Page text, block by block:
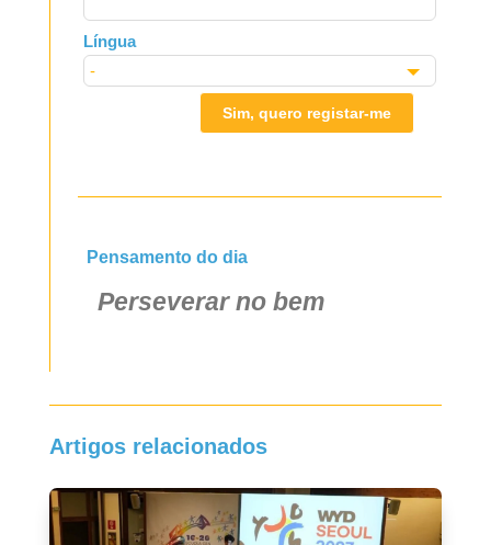
Língua
Sim, quero registar-me
Pensamento do dia
Perseverar no bem
Artigos relacionados